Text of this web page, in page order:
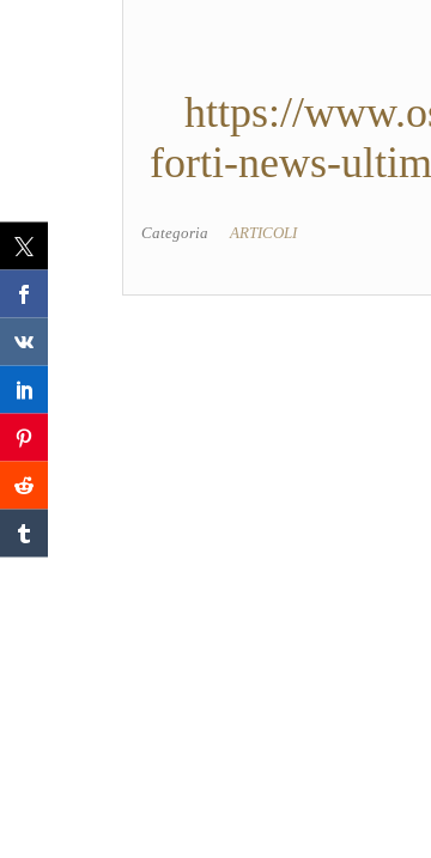
https://
forti-news-
Categoria ARTICOLI